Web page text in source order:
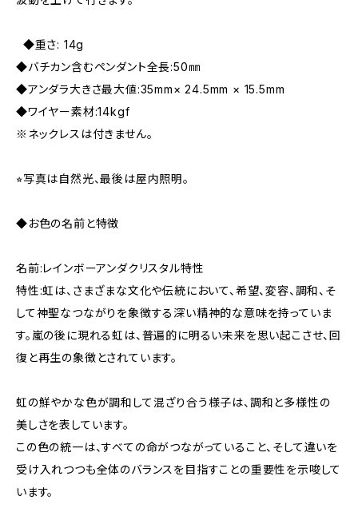
◆重さ: 14g
◆バチカン含むペンダント全長:50㎜
◆アンダラ大きさ最大値:35mm× 24.5mm × 15.5mm
◆ワイヤー素材:14kgf
※ネックレスは付きません。
⭐︎写真は自然光、最後は屋内照明。
◆お色の名前と特徴
名前:レインボーアンダクリスタル特性
特性:虹は、さまざまな文化や伝統において、希望、変容、調和、そ
して神聖なつながりを象徴する深い精神的な意味を持っていま
す。嵐の後に現れる虹は、普遍的に明るい未来を思い起こさせ、回
復と再生の象徴とされています。
虹の鮮やかな色が調和して混ざり合う様子は、調和と多様性の
美しさを表しています。
この色の統一は、すべての命がつながっていること、そして違いを
受け入れつつも全体のバランスを目指すことの重要性を示唆して
います。